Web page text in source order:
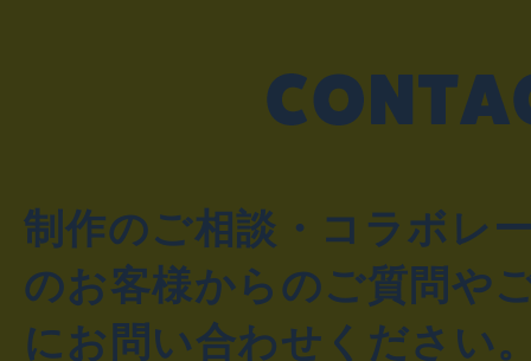
制作のご相談・コラボレ
のお客様からのご質問や
にお問い合わせください